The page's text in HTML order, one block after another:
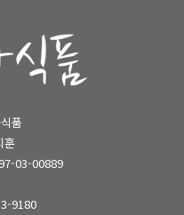
품
훈
03-00889
9180